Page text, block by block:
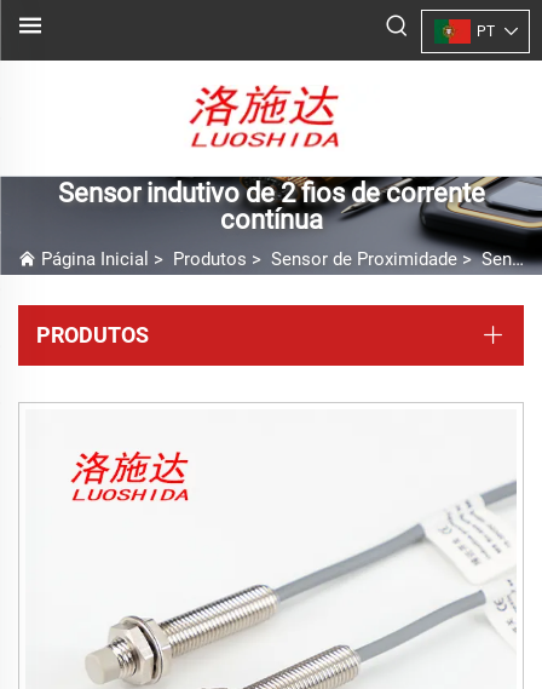
PT
Sensor indutivo de 2 fios de corrente
contínua
Página Inicial > Produtos > Sensor de Proximidade>Sensor indutivo de 2 fios de corrente contínua
PRODUTOS